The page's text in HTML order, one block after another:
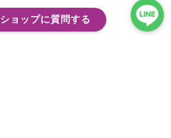
ショップに質問する